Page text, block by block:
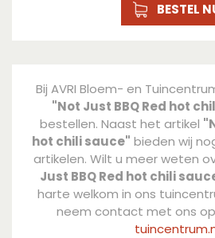
BESTEL
Bij AVRI Bloem- en
"Not Just BBQ Red hot
bestellen. Naast het artikel
hot chili sauce" bieden wij
artikelen. Wilt u meer weten
Just BBQ Red hot chili
harte welkom in ons
neem contact met ons